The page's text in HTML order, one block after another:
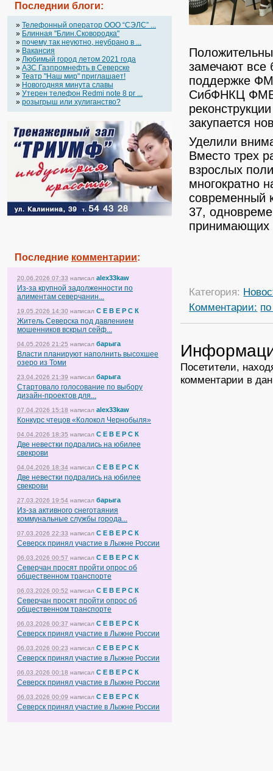
Последнии блоги:
» Телефонный оператор OOO “СЭЛС” ...
» Блинная "Блин.Сковородка"
» почему так неуютно, неубрано в ...
» Вакансия
» Любимый город летом 2021 года
» АЗС Газпромнефть в Северске
» Театр "Наш мир" приглашает!
» Новогодняя минута славы
» Утерен телефон Redmi note 8 pr ...
» розыгрыш или хулиганство?
Последние комментарии:
20.06.2026 07:33 написал alex33kaw
Из-за крупной задолженности по
алиментам северчанин...
19.05.2026 14:30 написал С Е В Е Р С К
Житель Северска под давлением
мошенников вскрыл сейф...
04.05.2026 21:25 написал барыга
Власти планируют наполнить высохшее
озеро из Томи
23.04.2026 21:39 написал барыга
Стартовало голосование по выбору
дизайн-проектов для...
07.04.2026 15:18 написал alex33kaw
Конкурс чтецов «Колокол Чернобыля»
04.04.2026 18:35 написал С Е В Е Р С К
Две невестки подрались на юбилее
свекрови
04.04.2026 18:34 написал С Е В Е Р С К
Две невестки подрались на юбилее
свекрови
27.03.2026 19:54 написал барыга
Из-за активного снеготаяния
коммунальные службы города...
07.03.2026 22:33 написал С Е В Е Р С К
Северск принял участие в Лыжне России
06.03.2026 00:57 написал С Е В Е Р С К
Северчан просят пройти опрос об
общественном транспорте
06.03.2026 00:52 написал С Е В Е Р С К
Северчан просят пройти опрос об
общественном транспорте
06.03.2026 00:37 написал С Е В Е Р С К
Северск принял участие в Лыжне России
06.03.2026 00:23 написал С Е В Е Р С К
Северск принял участие в Лыжне России
06.03.2026 00:18 написал С Е В Е Р С К
Северск принял участие в Лыжне России
06.03.2026 00:09 написал С Е В Е Р С К
Северск принял участие в Лыжне России
замечают все
поддержке
СибФНКЦ
закупается
Уделили
Вместо трех
взрослых
многократно
современный
37,
принимающих
Категория:
Комментарии:
Посетители,
комментарии в